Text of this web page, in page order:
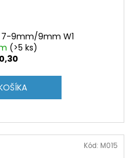
7-9mm/9mm W1
(>5 ks)
Kód: M015